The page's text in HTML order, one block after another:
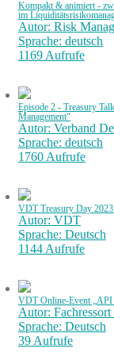
Kompakt & animiert -
im
Autor: Risk
Sprache: deutsch
1169 Aufrufe
Episode 2 - Treasury
Management“
Autor: Verband
Sprache: deutsch
1760 Aufrufe
VDT Treasury Day
Autor: VDT
Sprache: Deutsch
1144 Aufrufe
VDT Online-Event
Autor:
Sprache: Deutsch
39 Aufrufe